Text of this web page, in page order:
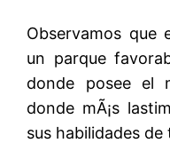
Observamos que
un parque
donde posee el
donde mÃ¡s
sus habilidades